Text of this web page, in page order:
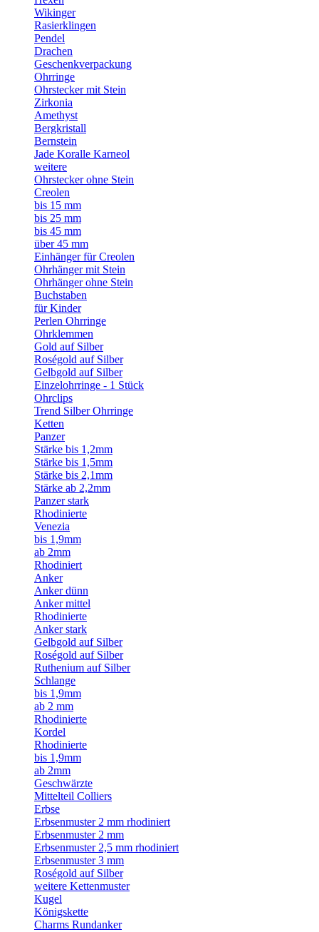
Wikinger
Rasierklingen
Pendel
Drachen
Geschenkverpackung
Ohrringe
Ohrstecker mit Stein
Zirkonia
Amethyst
Bergkristall
Bernstein
Jade Koralle Karneol
weitere
Ohrstecker ohne Stein
Creolen
bis 15 mm
bis 25 mm
bis 45 mm
über 45 mm
Einhänger für Creolen
Ohrhänger mit Stein
Ohrhänger ohne Stein
Buchstaben
für Kinder
Perlen Ohrringe
Ohrklemmen
Gold auf Silber
Roségold auf Silber
Gelbgold auf Silber
Einzelohrringe - 1 Stück
Ohrclips
Trend Silber Ohrringe
Ketten
Panzer
Stärke bis 1,2mm
Stärke bis 1,5mm
Stärke bis 2,1mm
Stärke ab 2,2mm
Panzer stark
Rhodinierte
Venezia
bis 1,9mm
ab 2mm
Rhodiniert
Anker
Anker dünn
Anker mittel
Rhodinierte
Anker stark
Gelbgold auf Silber
Roségold auf Silber
Ruthenium auf Silber
Schlange
bis 1,9mm
ab 2 mm
Rhodinierte
Kordel
Rhodinierte
bis 1,9mm
ab 2mm
Geschwärzte
Mittelteil Colliers
Erbse
Erbsenmuster 2 mm rhodiniert
Erbsenmuster 2 mm
Erbsenmuster 2,5 mm rhodiniert
Erbsenmuster 3 mm
Roségold auf Silber
weitere Kettenmuster
Kugel
Königskette
Charms Rundanker